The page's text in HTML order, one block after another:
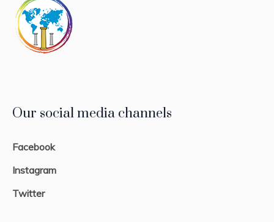
Our social media channels
Facebook
Instagram
Twitter